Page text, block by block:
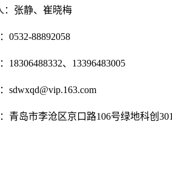
：张静、崔晓梅
0532-88892058
18306488332、13396483005
sdwxqd@vip.163.com
青岛市李沧区京口路106号绿地科创